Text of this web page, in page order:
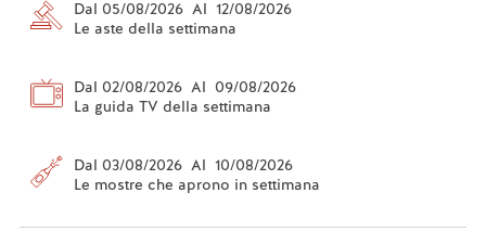
Dal 05/08/2026 Al 12/08/2026
Le aste della settimana
Dal 02/08/2026 Al 09/08/2026
La guida TV della settimana
Dal 03/08/2026 Al 10/08/2026
Le mostre che aprono in settimana